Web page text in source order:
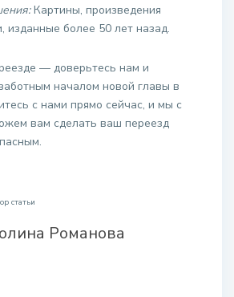
Картины, произведения
изданные более 50 лет назад.
— доверьтесь нам и
началом новой главы в
с нами прямо сейчас, и мы с
вам сделать ваш переезд
статьи
Романова